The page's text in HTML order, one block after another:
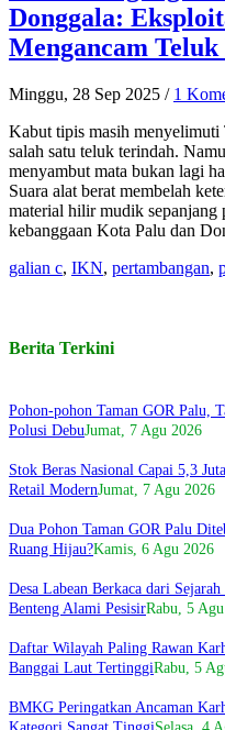
Donggala:
Mengancam Teluk
Minggu, 28 Sep 2025 / 1
Kabut tipis masih menyelimuti
salah satu teluk terindah.
menyambut mata bukan lagi
Suara alat berat membelah
material hilir mudik sepanjang
kebanggaan Kota Palu dan
galian c, IKN, pertambangan,
Berita Terkini
Pohon-pohon Taman GOR Palu,
Polusi DebuJumat, 7 Agu 2026
Stok Beras Nasional Capai 5,3
Retail ModernJumat, 7 Agu 2026
Dua Pohon Taman GOR Palu
Ruang Hijau?Kamis, 6 Agu 2026
Desa Labean Berkaca dari
Benteng Alami PesisirRabu, 5
Daftar Wilayah Paling Rawan
Banggai Laut TertinggiRabu, 5
BMKG Peringatkan Ancaman